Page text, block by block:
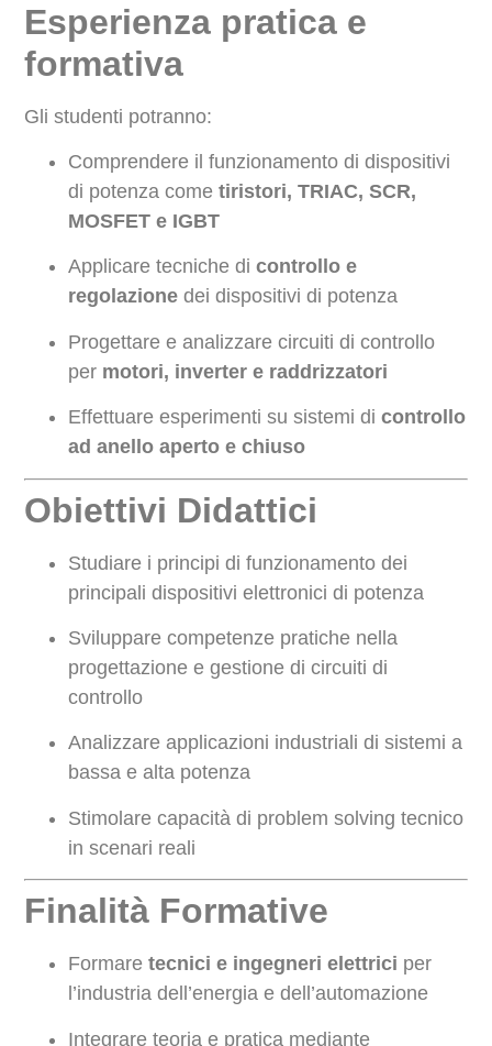
Esperienza pratica e
formativa
Gli studenti potranno:
Comprendere il funzionamento di dispositivi
di potenza cometiristori, TRIAC, SCR,
MOSFET e IGBT
Applicare tecniche dicontrollo e
regolazione dei dispositivi di potenza
Progettare e analizzare circuiti di controllo
per motori, inverter e raddrizzatori
Effettuare esperimenti su sistemi dicontrollo
ad anello aperto e chiuso
Obiettivi Didattici
Studiare i principi di funzionamento dei
principali dispositivi elettronici di potenza
Sviluppare competenze pratiche nella
progettazione e gestione di circuiti di
controllo
Analizzare applicazioni industriali di sistemi a
bassa e alta potenza
Stimolare capacità di problem solving tecnico
in scenari reali
Finalità Formative
Formaretecnici e ingegneri elettrici per
l’industria dell’energia e dell’automazione
Integrare teoria e pratica mediante